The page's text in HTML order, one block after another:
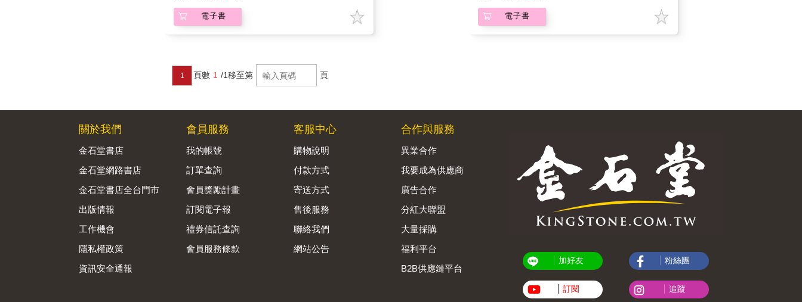
電子書 電子書
1 頁數 1 /1移至第 頁
關於我們
金石堂書店
金石堂網路書店
金石堂書店全台門市
出版情報
工作機會
隱私權政策
資訊安全通報
會員服務
我的帳號
訂單查詢
會員獎勵計畫
訂閱電子報
禮券信託查詢
會員服務條款
客服中心
購物說明
付款方式
寄送方式
售後服務
聯絡我們
網站公告
合作與服務
異業合作
我要成為供應商
廣告合作
分紅大聯盟
大量採購
福利平台
B2B供應鏈平台
加好友
訂閱
粉絲團
追蹤